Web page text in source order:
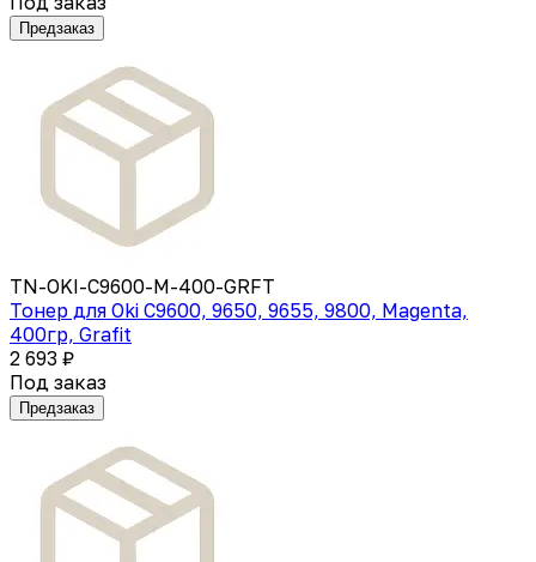
Предзаказ
TN-OKI-C9600-M-400-GRFT
Тонер для Oki C9600, 9650, 9655, 9800, Magenta,
400гр, Grafit
2 693 ₽
Под заказ
Предзаказ